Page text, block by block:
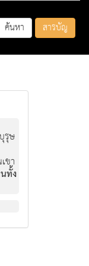
ค้นหา สารบัญ
รุษ
ขา
ทั้ง